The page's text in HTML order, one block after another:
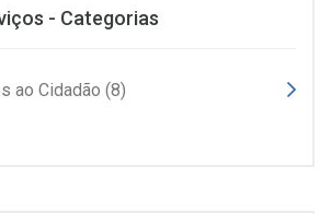
- Categorias
ao Cidadão (8)